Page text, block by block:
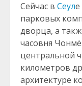
Сейчас в Сеуле
парковых
дворца, а
часовня
центральной
километров
архитектуре